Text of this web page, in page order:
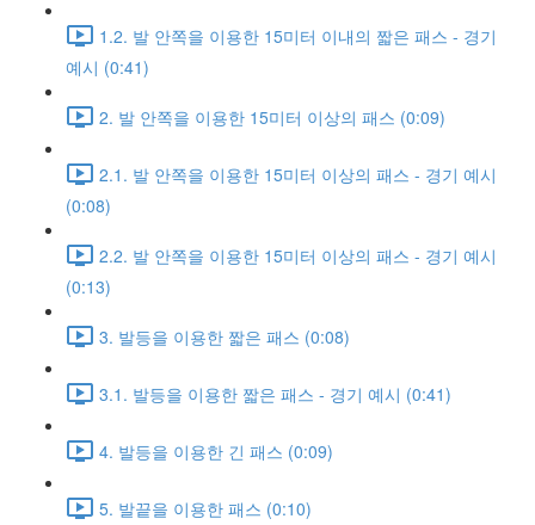
1.2. 발 안쪽을 이용한 15미터 이내의 짧은 패스 - 경기
예시 (0:41)
2. 발 안쪽을 이용한 15미터 이상의 패스 (0:09)
2.1. 발 안쪽을 이용한 15미터 이상의 패스 - 경기 예시
(0:08)
2.2. 발 안쪽을 이용한 15미터 이상의 패스 - 경기 예시
(0:13)
3. 발등을 이용한 짧은 패스 (0:08)
3.1. 발등을 이용한 짧은 패스 - 경기 예시 (0:41)
4. 발등을 이용한 긴 패스 (0:09)
5. 발끝을 이용한 패스 (0:10)